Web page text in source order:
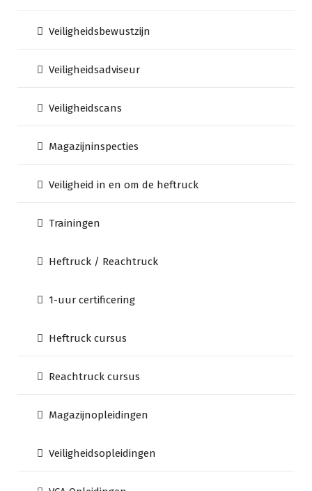
Veiligheidsbewustzijn
Veiligheidsadviseur
Veiligheidscans
Magazijninspecties
Veiligheid in en om de heftruck
Trainingen
Heftruck / Reachtruck
1-uur certificering
Heftruck cursus
Reachtruck cursus
Magazijnopleidingen
Veiligheidsopleidingen